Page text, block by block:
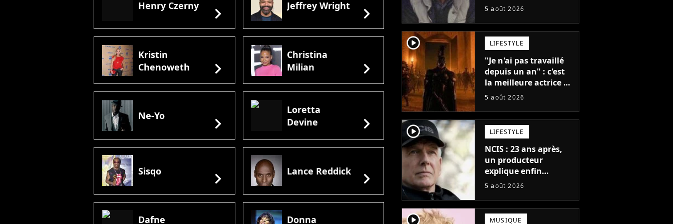
Henry Czerny chevron_right Jeffrey Wright chevron_right
Kristin
Chenoweth
chevron_right
Christina
Milian
chevron_right
Ne-Yo chevron_right
Loretta
Devine
chevron_right
Sisqo chevron_right Lance Reddick chevron_right
Dafne
Donna
distribuais des joints
5 août 2026
player2 LIFESTYLE
"Je n'ai pas travaillé
depuis un an" : c'est
la meilleure actrice de
L'Odyssée, mais
donner de rôle au
cinéma
5 août 2026
player2 LIFESTYLE
NCIS : 23 ans après,
un producteur
explique enfin
l'origine de l'idée la
(et on ne parle pas du
bateau)
5 août 2026
player2 MUSIQUE